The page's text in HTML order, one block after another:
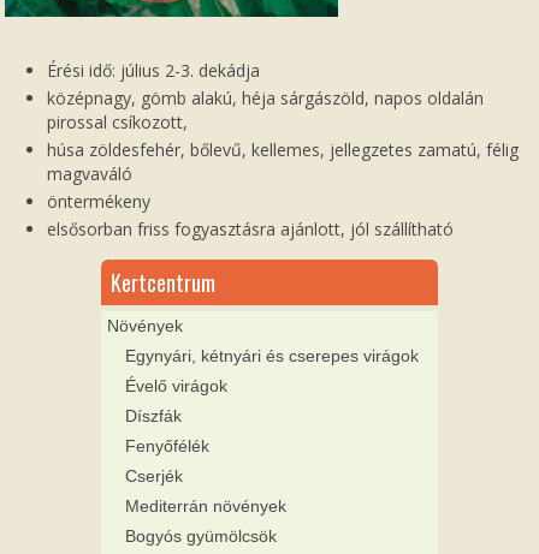
Érési idő: július 2-3. dekádja
középnagy, gömb alakú, héja sárgászöld, napos oldalán
pirossal csíkozott,
húsa zöldesfehér, bőlevű, kellemes, jellegzetes zamatú, félig
magvaváló
öntermékeny
elsősorban friss fogyasztásra ajánlott, jól szállítható
Kertcentrum
Növények
Egynyári, kétnyári és cserepes virágok
Évelő virágok
Díszfák
Fenyőfélék
Cserjék
Mediterrán növények
Bogyós gyümölcsök